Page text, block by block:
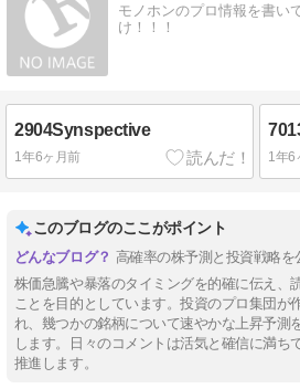
モノホンのプロ情報を書い
け！！！
2904Synspective
1年6ヶ月前 1年6
このブログのここがポイント
高確率の株予測と投資戦略を
株価急騰や暴落のタイミングを的確に伝え、
ことを目的としています。投資のプロ集団が
れ、幾つかの銘柄について速やかな上昇予測
します。日々のコメントは活気と確信に満ち
推進します。